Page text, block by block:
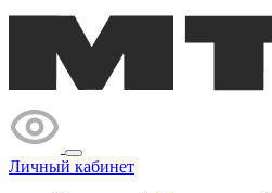
Личный кабинет